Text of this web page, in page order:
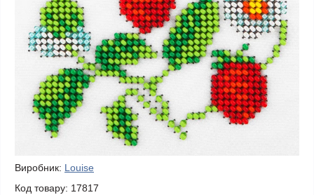
Виробник: Louise
Код товару: 17817